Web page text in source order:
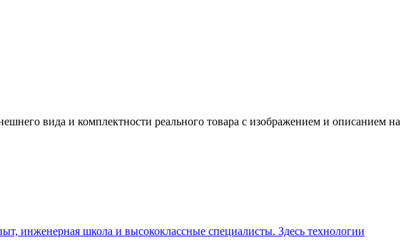
вида и комплектности реального товара с изображением и описанием на
инженерная школа и высококлассные специалисты. Здесь технологии